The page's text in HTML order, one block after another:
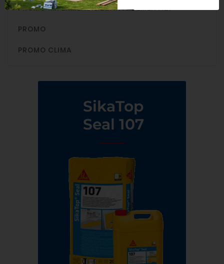
PROMO IMPERMEABILIZZANTI CEMENTIZI
PROMO
PROMO CLIMA